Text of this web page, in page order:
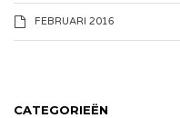
FEBRUARI 2016
CATEGORIEËN